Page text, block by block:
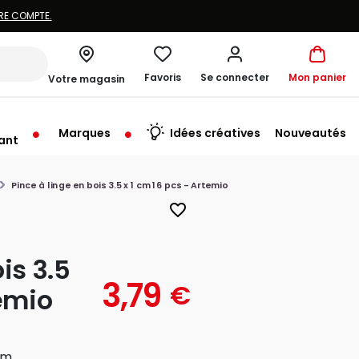
Votre magasin
à 19:30
Favoris Se connecter Mon panier
Marques Idées créatives Nouveautés
Pince à linge en bois 3.5 x 1 cm 16 pcs - Artemio
favorite_border
3.5
3,79 €